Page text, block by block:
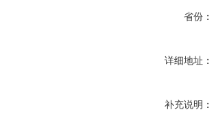
省份：
详细地址：
补充说明：